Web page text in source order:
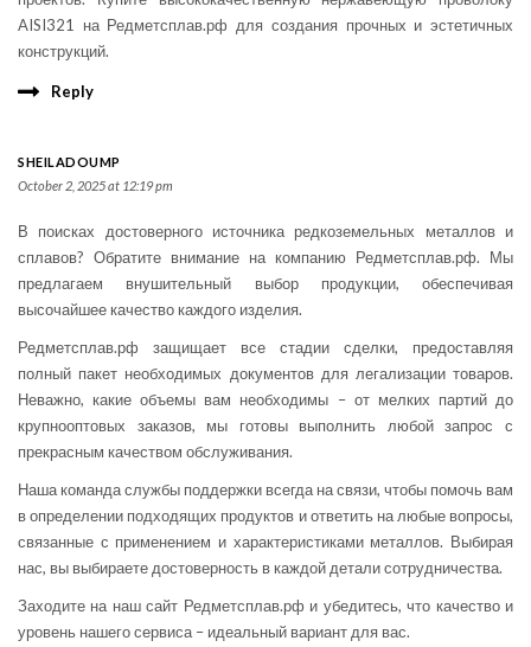
AISI321 на Редметсплав.рф для создания прочных и эстетичных
конструкций.
Reply
SHEILADOUMP
October 2, 2025 at 12:19 pm
В поисках достоверного источника редкоземельных металлов и
сплавов? Обратите внимание на компанию Редметсплав.рф. Мы
предлагаем внушительный выбор продукции, обеспечивая
высочайшее качество каждого изделия.
Редметсплав.рф защищает все стадии сделки, предоставляя
полный пакет необходимых документов для легализации товаров.
Неважно, какие объемы вам необходимы – от мелких партий до
крупнооптовых заказов, мы готовы выполнить любой запрос с
прекрасным качеством обслуживания.
Наша команда службы поддержки всегда на связи, чтобы помочь вам
в определении подходящих продуктов и ответить на любые вопросы,
связанные с применением и характеристиками металлов. Выбирая
нас, вы выбираете достоверность в каждой детали сотрудничества.
Заходите на наш сайт Редметсплав.рф и убедитесь, что качество и
уровень нашего сервиса – идеальный вариант для вас.